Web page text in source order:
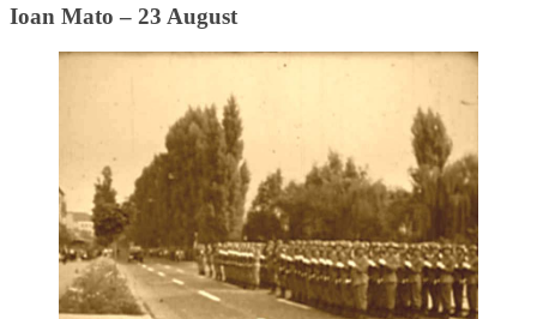
Ioan Mato – 23 August